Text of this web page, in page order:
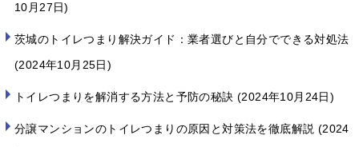
10月27日
茨城のトイレつまり解決ガイド：業者選びと自分でできる対処法
2024年10月25日
トイレつまりを解消する方法と予防の秘訣 2024年10月24日
分譲マンションのトイレつまりの原因と対策法を徹底解説
2024